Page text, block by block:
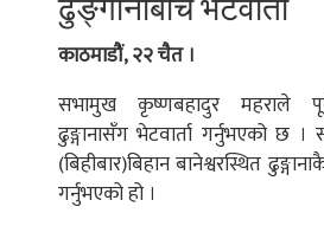
काठमाडौं, २२ चैत ।
सभामुख कृष्णबहादुर महराले
ढुङ्गानासँग भेटवार्ता गर्नुभएको
(बिहीबार)बिहान बानेश्वरस्थित
गर्नुभएको हो ।